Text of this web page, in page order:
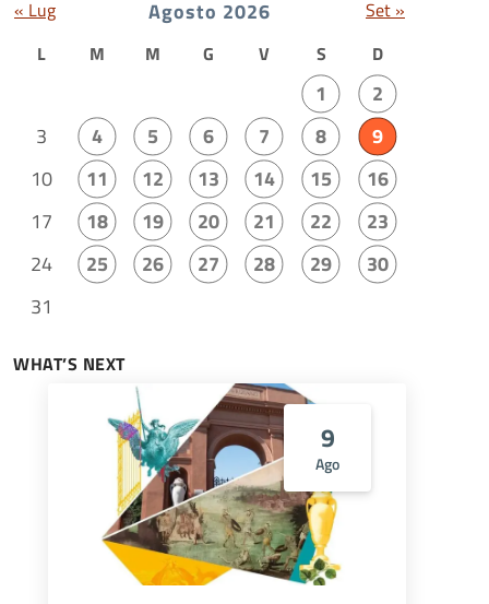
Agosto 2026
L M M G V S D
1
2
3
4 5 6 7 8
9
10
11 12 13 14 15
16
17
18 19 20 21 22
23
24
25 26 27 28 29
30
31
« Lug Set »
WHAT’S NEXT
9
Ago